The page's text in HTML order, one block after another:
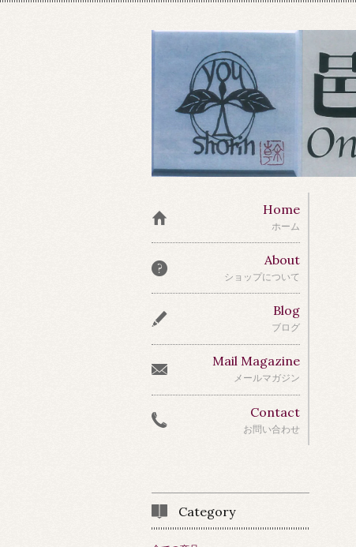
Home
ホーム
About
ショップについて
Blog
ブログ
Mail Magazine
メールマガジン
Contact
お問い合わせ
Category